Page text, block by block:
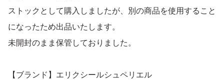
ストックとして購入しましたが、別の商品を使用すること
になったため出品いたします。
未開封のまま保管しておりました。
【ブランド】エリクシールシュペリエル